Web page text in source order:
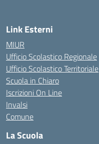
Link Esterni
MIUR
Ufficio Scolastico Regionale
Ufficio Scolastico Territoriale
Scuola in Chiaro
Iscrizioni On Line
Invalsi
Comune
La Scuola